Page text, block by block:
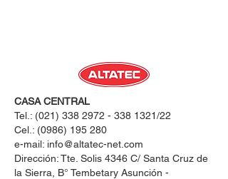
CASA CENTRAL
Tel.: (021) 338 2972 - 338 1321/22
Cel.: (0986) 195 280
e-mail: info@altatec-net.com
Dirección: Tte. Solis 4346 C/ Santa Cruz de
la Sierra, B° Tembetary Asunción -